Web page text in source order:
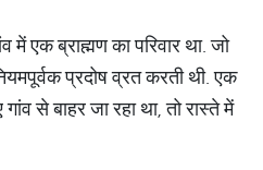
एक ब्राह्मण का परिवार था. जो
प्रदोष व्रत करती थी. एक
से बाहर जा रहा था, तो रास्ते में